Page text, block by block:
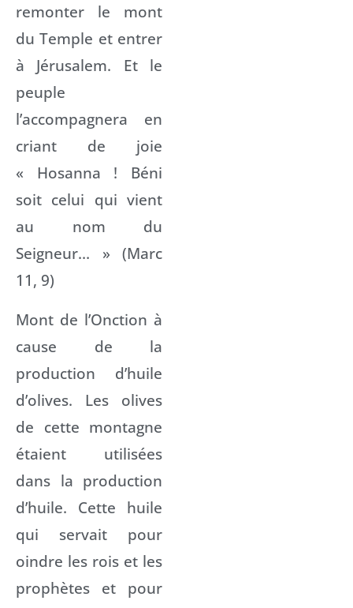
remonter le mont
du Temple et entrer
à Jérusalem. Et le
peuple
l’accompagnera en
criant de joie
« Hosanna ! Béni
soit celui qui vient
au nom du
Seigneur… » (Marc
11, 9)
Mont de l’Onction à
cause de la
production d’huile
d’olives. Les olives
de cette montagne
étaient utilisées
dans la production
d’huile. Cette huile
qui servait pour
oindre les rois et les
prophètes et pour